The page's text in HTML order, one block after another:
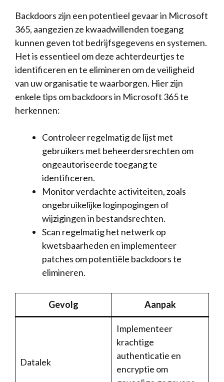
Backdoors⁢ zijn⁤ een potentieel ‌gevaar ⁣in Microsoft
365, aangezien ze kwaadwillenden toegang
kunnen geven⁢ tot⁣ bedrijfsgegevens ‌en systemen.
Het⁣ is essentieel om⁢ deze achterdeurtjes ​te
identificeren en ​te elimineren om de veiligheid ​
van uw organisatie⁢ te waarborgen. Hier‍ zijn⁤
enkele⁢ tips‍ om⁢ backdoors in ⁢Microsoft 365 te
‌herkennen:
Controleer‍ regelmatig de lijst met
gebruikers met‌ beheerdersrechten om⁤
ongeautoriseerde ⁤toegang te
⁤identificeren.
Monitor ‌verdachte activiteiten,‍ zoals
ongebruikelijke‍ loginpogingen⁤ of‌
wijzigingen in ​bestandsrechten.
Scan regelmatig het ‍netwerk op
kwetsbaarheden‌ en ‌implementeer⁢
patches ​om potentiële backdoors‌ te
elimineren.
Gevolg Aanpak
Datalek
Implementeer
krachtige
authenticatie en⁤
encryptie ‍om